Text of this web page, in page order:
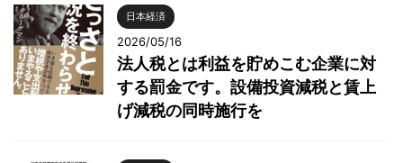
日本経済
2026/05/16
法人税とは利益を貯めこむ企業に対
する罰金です。設備投資減税と賃上
げ減税の同時施行を